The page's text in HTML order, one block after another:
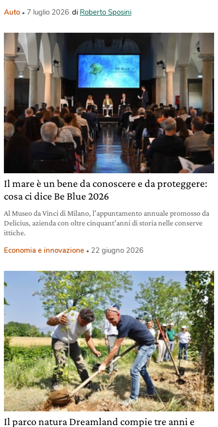
Auto 7 luglio 2026 di Roberto Sposini
Il mare è un bene da conoscere e da proteggere:
cosa ci dice Be Blue 2026
Al Museo da Vinci di Milano, l’appuntamento annuale promosso da
Delicius, azienda con oltre cinquant’anni di storia nelle conserve
ittiche.
Economia e innovazione 22 giugno 2026
Il parco natura Dreamland compie tre anni e